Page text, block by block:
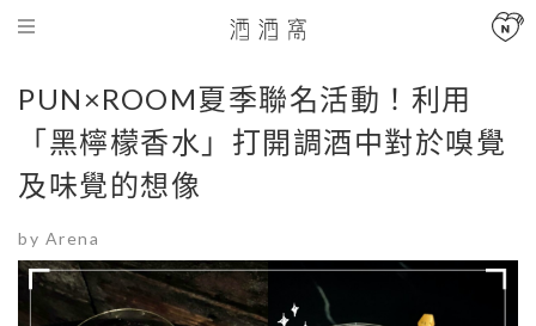
PUN×ROOM夏季聯名活動！利用
「黑檸檬香水」打開調酒中對於嗅覺
及味覺的想像
by Arena